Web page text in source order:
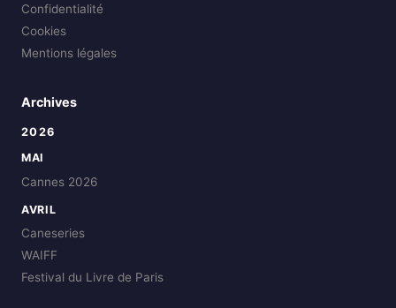
Confidentialité
Cookies
Mentions légales
Archives
2026
MAI
Cannes 2026
AVRIL
Caneseries
WAIFF
Festival du Livre de Paris